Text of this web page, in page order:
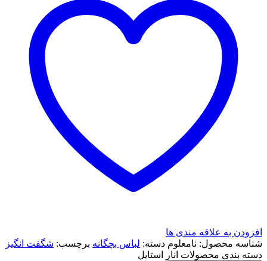
افزودن به علاقه مندی ها
شناسه محصول: نامعلوم دسته: لباس بچگانه برچسب: شگفت انگیز
دسته بندی محصولات انار استایل